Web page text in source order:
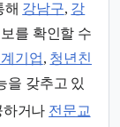
해 강남구, 강
를 확인할 수
기업, 청년친
을 갖추고 있
하거나 전문교